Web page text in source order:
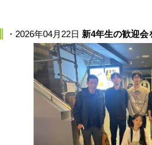
・2026年04月22日 新4年生の歓迎会